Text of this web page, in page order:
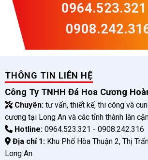
THÔNG TIN LIÊN HỆ
Công Ty TNHH Đá Hoa Cương
Chuyên:tư vấn, thiết kế, thi công và
cương tại Long An và các tỉnh thành lân
Hotline:0964.523.321 - 0908.242.316
Địa chỉ 1:Khu Phố Hòa Thuận 2, Thị
Long An